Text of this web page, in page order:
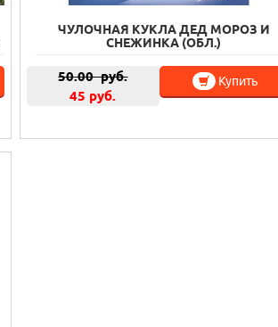
ЧУЛОЧНАЯ КУКЛА ДЕД МОРОЗ И
СНЕЖИНКА (ОБЛ.)
50.00руб.
45 руб.
Купить